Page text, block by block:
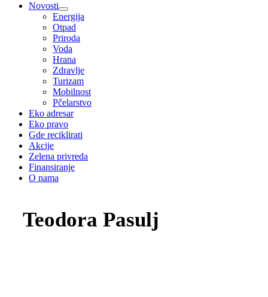
Novosti
Energija
Otpad
Priroda
Voda
Hrana
Zdravlje
Turizam
Mobilnost
Pčelarstvo
Eko adresar
Eko pravo
Gde reciklirati
Akcije
Zelena privreda
Finansiranje
O nama
Teodora Pasulj